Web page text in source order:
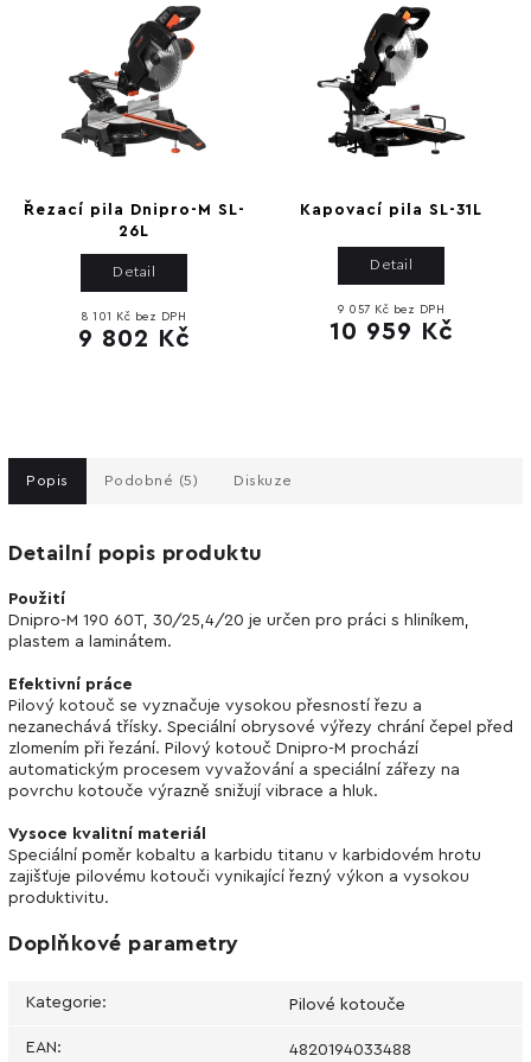
Popis Podobné (5) Diskuze
Detailní popis produktu
Použití
Dnipro-M 190 60T, 30/25,4/20 je určen pro práci s hliníkem,
plastem a laminátem.
Efektivní práce
Pilový kotouč se vyznačuje vysokou přesností řezu a
nezanechává třísky. Speciální obrysové výřezy chrání čepel před
zlomením při řezání. Pilový kotouč Dnipro-M prochází
automatickým procesem vyvažování a speciální zářezy na
povrchu kotouče výrazně snižují vibrace a hluk.
Vysoce kvalitní materiál
Speciální poměr kobaltu a karbidu titanu v karbidovém hrotu
zajišťuje pilovému kotouči vynikající řezný výkon a vysokou
produktivitu.
Doplňkové parametry
Kategorie: Pilové kotouče
EAN: 4820194033488
Řezací pila Dnipro-M SL-
26L
8 101 Kč bez DPH
9 802 Kč
Detail
Kapovací pila SL-31L
9 057 Kč bez DPH
10 959 Kč
Detail